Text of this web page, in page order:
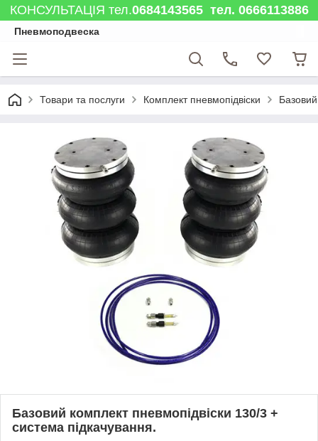
КОНСУЛЬТАЦІЯ тел.0684143565 тел. 0666113886
Пневмоподвеска
Товари та послуги Комплект пневмопідвіски
Базовий комплект пневмопідвіски 130/3 +
система підкачування.